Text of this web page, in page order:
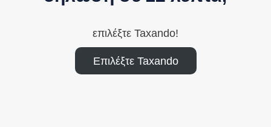
επιλέξτε Taxando!
Επιλέξτε Taxando